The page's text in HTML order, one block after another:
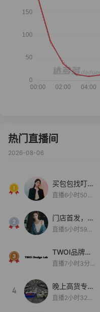
热门直播间
2026-08-06
买包包找叮
当,一折购！
直播6小时50分
门店首发，秋
款大上新！！
直播5小时59分
TWOI品牌直
播间新款上
直播7小时3分5
4
晚上高货专场
大放漏
直播2小时32分